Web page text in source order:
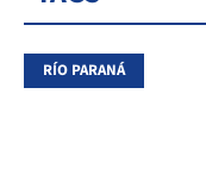
RÍO PARANÁ